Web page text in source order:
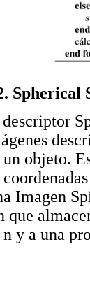
Spherical
un objeto.
Imagen
que
n y a una